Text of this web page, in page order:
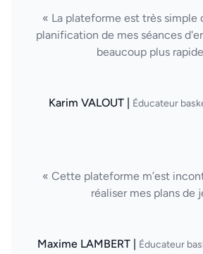
« La plateforme est très simple
planification de mes séances
beaucoup plus
Karim VALOUT | Éducateur
« Cette plateforme m’est
réaliser mes plans de
Maxime LAMBERT | Éducateur